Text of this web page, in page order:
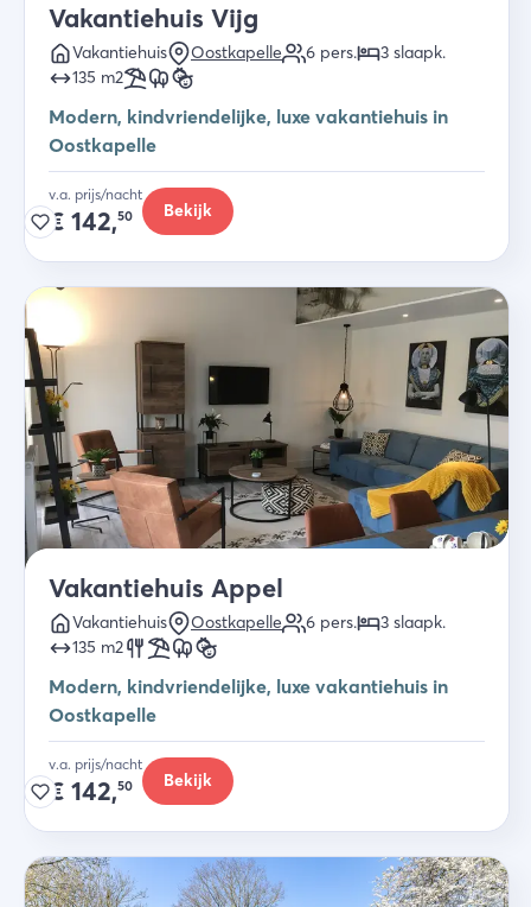
Vakantiehuis Vijg
Vakantiehuis Oostkapelle 6 pers. 3 slaapk.
135 m2
Modern, kindvriendelijke, luxe vakantiehuis in
Oostkapelle
v.a. prijs/nacht
€ 142,50 Bekijk
Vakantiehuis Appel
Vakantiehuis Oostkapelle 6 pers. 3 slaapk.
135 m2
Modern, kindvriendelijke, luxe vakantiehuis in
Oostkapelle
v.a. prijs/nacht
€ 142,50 Bekijk